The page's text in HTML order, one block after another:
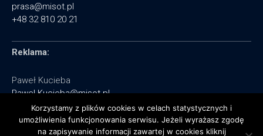
prasa@misot.pl
+48 32 810 20 21
Reklama:
Paweł Kucieba
Pawel.Kucieba@misot.pl
+48 602 495 064
Korzystamy z plików cookies w celach statystycznych i
umożliwienia funkcjonowania serwisu. Jeżeli wyrażasz zgodę
na zapisywanie informacji zawartej w cookies kliknij